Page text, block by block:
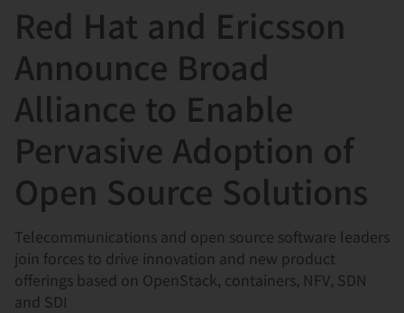
Red Hat and Ericsson
Announce Broad
Alliance to Enable
Pervasive Adoption of
Open Source Solutions
Telecommunications and open source software leaders
join forces to drive innovation and new product
offerings based on OpenStack, containers, NFV, SDN
and SDI